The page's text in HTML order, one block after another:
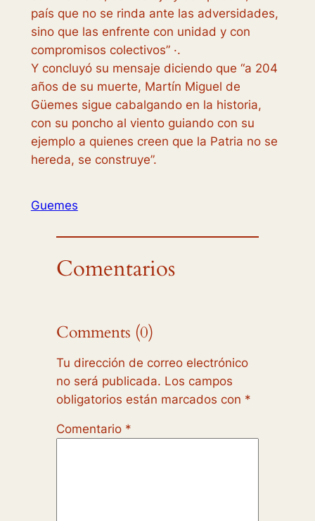
país que no se rinda ante las adversidades,
sino que las enfrente con unidad y con
compromisos colectivos” ·.
Y concluyó su mensaje diciendo que “a 204
años de su muerte, Martín Miguel de
Güemes sigue cabalgando en la historia,
con su poncho al viento guiando con su
ejemplo a quienes creen que la Patria no se
hereda, se construye”.
Guemes
Comentarios
Comments (0)
Tu dirección de correo electrónico
no será publicada. Los campos
obligatorios están marcados con *
Comentario *